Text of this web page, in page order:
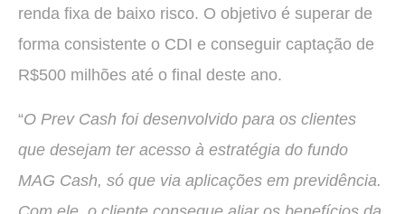
renda fixa de baixo risco. O objetivo é superar de
forma consistente o CDI e conseguir captação de
R$500 milhões até o final deste ano.
“O Prev Cash foi desenvolvido para os clientes
que desejam ter acesso à estratégia do fundo
MAG Cash, só que via aplicações em previdência.